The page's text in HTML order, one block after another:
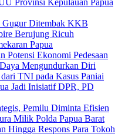
Provinsi Kepulauan Papua
Gugur Ditembak KKB
Berujung Ricuh
Papua
Potensi Ekonomi Pedesaan
Mengundurkan Diri
TNI pada Kasus Paniai
Jadi Inisiatif DPR, PD
Pemilu Diminta Efisien
Milik Polda Papua Barat
Hingga Respons Para Tokoh